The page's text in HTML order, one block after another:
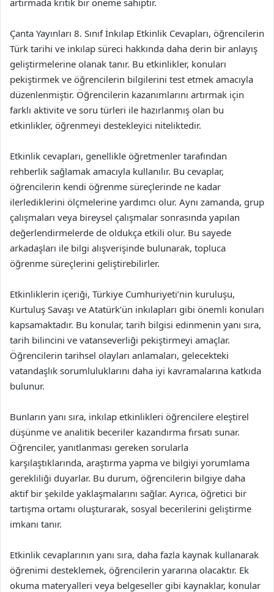
artırmada kritik bir öneme sahiptir.
Çanta Yayınları 8. Sınıf İnkılap Etkinlik Cevapları, öğrencilerin
Türk tarihi ve inkılap süreci hakkında daha derin bir anlayış
geliştirmelerine olanak tanır. Bu etkinlikler, konuları
pekiştirmek ve öğrencilerin bilgilerini test etmek amacıyla
düzenlenmiştir. Öğrencilerin kazanımlarını artırmak için
farklı aktivite ve soru türleri ile hazırlanmış olan bu
etkinlikler, öğrenmeyi destekleyici niteliktedir.
Etkinlik cevapları, genellikle öğretmenler tarafından
rehberlik sağlamak amacıyla kullanılır. Bu cevaplar,
öğrencilerin kendi öğrenme süreçlerinde ne kadar
ilerlediklerini ölçmelerine yardımcı olur. Aynı zamanda, grup
çalışmaları veya bireysel çalışmalar sonrasında yapılan
değerlendirmelerde de oldukça etkili olur. Bu sayede
arkadaşları ile bilgi alışverişinde bulunarak, topluca
öğrenme süreçlerini geliştirebilirler.
Etkinliklerin içeriği, Türkiye Cumhuriyeti’nin kuruluşu,
Kurtuluş Savaşı ve Atatürk’ün inkılapları gibi önemli konuları
kapsamaktadır. Bu konular, tarih bilgisi edinmenin yanı sıra,
tarih bilincini ve vatanseverliği pekiştirmeyi amaçlar.
Öğrencilerin tarihsel olayları anlamaları, gelecekteki
vatandaşlık sorumluluklarını daha iyi kavramalarına katkıda
bulunur.
Bunların yanı sıra, inkılap etkinlikleri öğrencilere eleştirel
düşünme ve analitik beceriler kazandırma fırsatı sunar.
Öğrenciler, yanıtlanması gereken sorularla
karşılaştıklarında, araştırma yapma ve bilgiyi yorumlama
gerekliliği duyarlar. Bu durum, öğrencilerin bilgiye daha
aktif bir şekilde yaklaşmalarını sağlar. Ayrıca, öğretici bir
tartışma ortamı oluşturarak, sosyal becerilerini geliştirme
imkanı tanır.
Etkinlik cevaplarının yanı sıra, daha fazla kaynak kullanarak
öğrenimi desteklemek, öğrencilerin yararına olacaktır. Ek
okuma materyalleri veya belgeseller gibi kaynaklar, konular